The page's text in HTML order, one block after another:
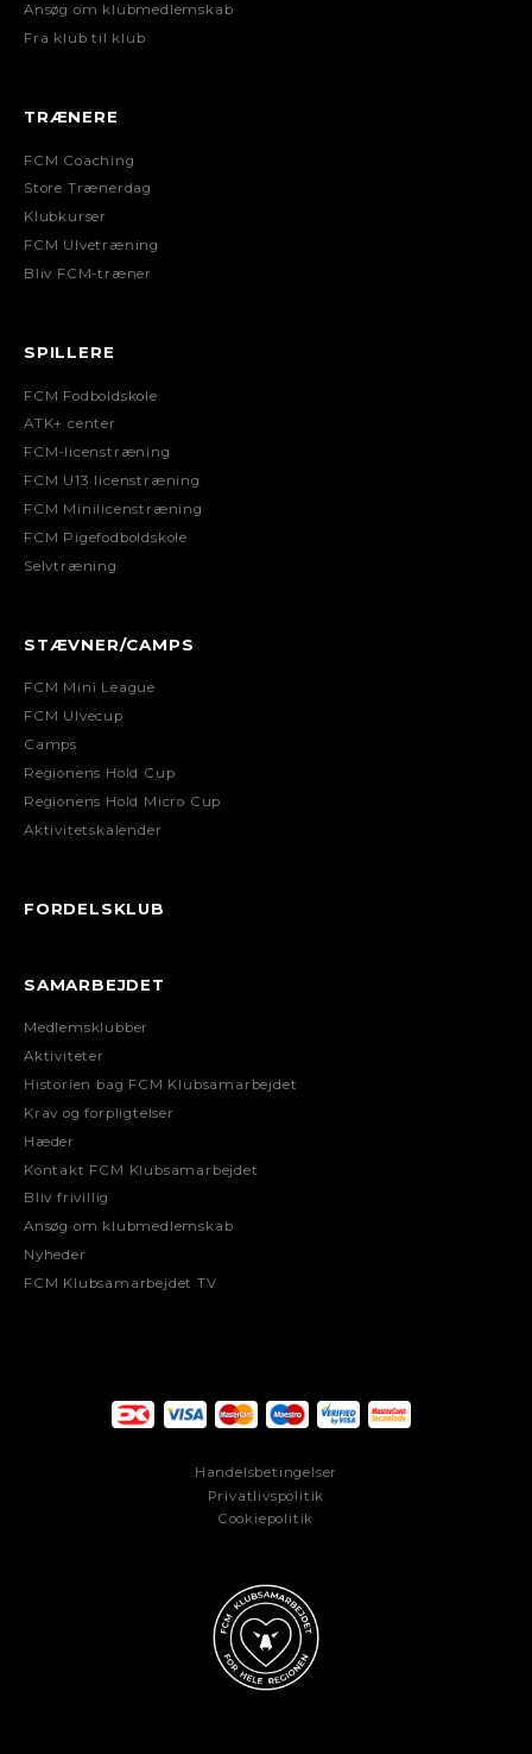
Ansøg om klubmedlemskab
Fra klub til klub
TRÆNERE
FCM Coaching
Store Trænerdag
Klubkurser
FCM Ulvetræning
Bliv FCM-træner
SPILLERE
FCM Fodboldskole
ATK+ center
FCM-licenstræning
FCM U13 licenstræning
FCM Minilicenstræning
FCM Pigefodboldskole
Selvtræning
STÆVNER/CAMPS
FCM Mini League
FCM Ulvecup
Camps
Regionens Hold Cup
Regionens Hold Micro Cup
Aktivitetskalender
FORDELSKLUB
SAMARBEJDET
Medlemsklubber
Aktiviteter
Historien bag FCM Klubsamarbejdet
Krav og forpligtelser
Hæder
Kontakt FCM Klubsamarbejdet
Bliv frivillig
Ansøg om klubmedlemskab
Nyheder
FCM Klubsamarbejdet TV
Handelsbetingelser
Privatlivspolitik
Cookiepolitik